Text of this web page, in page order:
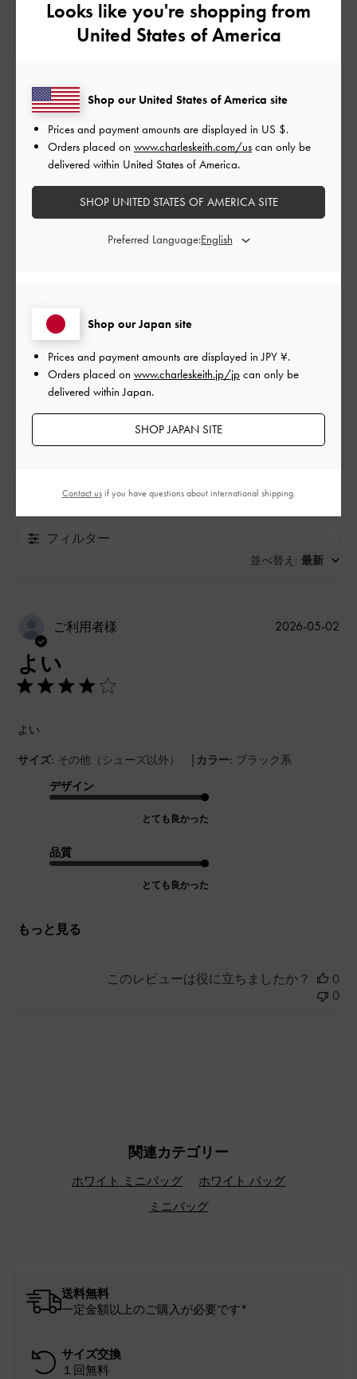
カスタマーレビュー
5
3
2
0
1
0
とても良かった
とても良かった
フィルター
並べ替え : 最新
ご利用者様
よい
よい
サイズ: その他（シューズ以外） | カラー: ブラック系
デザイン
とても良かった
品質
とても良かった
もっと見る
公
2026-05-02
このレビューは役に立ちましたか？
0
0
関連カテゴリー
ホワイト ミニバッグ
ホワイト バッグ
ミニバッグ
送料無料
一定金額以上のご購入が必要です*
サイズ交換
１回無料
Looks like you're shopping from
United States of America
Shop our Japan site
Prices and payment amounts are displayed inJPY ¥.
Orders placed on www.charleskeith.jp/jp can only be
delivered within Japan.
SHOP JAPAN SITE
Shop our United States of America site
Prices and payment amounts are displayed in US $.
Orders placed on www.charleskeith.com/us can only be
delivered within United States of America.
SHOP UNITED STATES OF AMERICA SITE
Preferred Language:
Contact usif you have questions about international shipping.